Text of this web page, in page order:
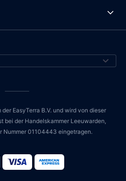
EasyTerra B.V. und wird von dieser
bei der Handelskammer Leeuwarden,
Nummer 01104443 eingetragen.